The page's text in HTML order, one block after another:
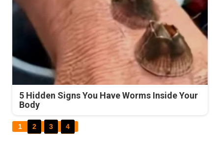
5 Hidden Signs You Have Worms Inside Your
Body
1 2 3 4